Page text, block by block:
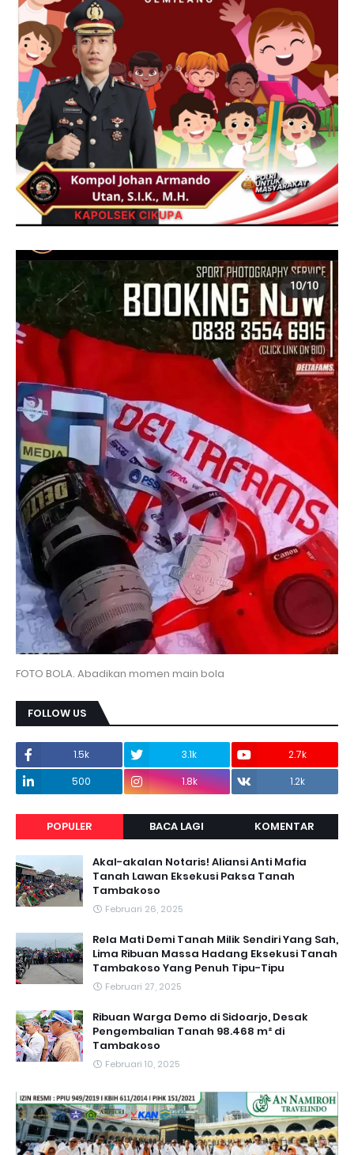
FOTO BOLA. Abadikan momen main bola
FOLLOW US
1.5k 3.1k
2.7k
500
1.8k 1.2k
POPULER BACA LAGI KOMENTAR
Akal-akalan Notaris! Aliansi Anti Mafia
Tanah Lawan Eksekusi Paksa Tanah
Tambakoso
Februari 26, 2025
Rela Mati Demi Tanah Milik Sendiri Yang Sah,
Lima Ribuan Massa Hadang Eksekusi Tanah
Tambakoso Yang Penuh Tipu-Tipu
Februari 27, 2025
Ribuan Warga Demo di Sidoarjo, Desak
Pengembalian Tanah 98.468 m² di
Tambakoso
Februari 10, 2025